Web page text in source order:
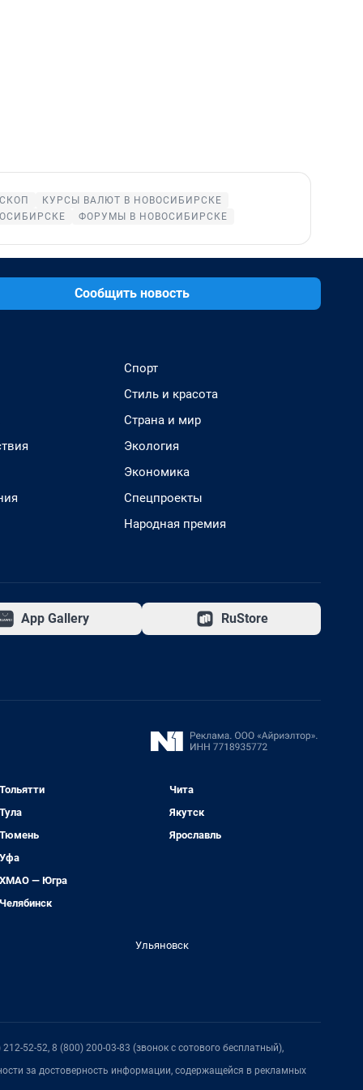
КУРСЫ ВАЛЮТ В НОВОСИБИРСКЕ
ФОРУМЫ В НОВОСИБИРСКЕ
Сообщить новость
Спорт
Стиль и красота
Страна и мир
Экология
Экономика
Спецпроекты
Народная премия
App Gallery RuStore
Тольятти
Тула
Тюмень
Уфа
ХМАО — Югра
Челябинск
Чита
Якутск
Ярославль
Ульяновск
52-52, 8 (800) 200-03-83 (звонок с сотового бесплатный),
за достоверность информации, содержащейся в рекламных